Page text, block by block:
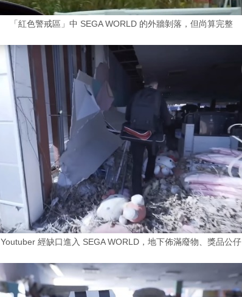
「紅色警戒區」中 SEGA WORLD 的外牆剝落，但尚算完整
Youtuber 經缺口進入 SEGA WORLD，地下佈滿廢物、獎品公仔